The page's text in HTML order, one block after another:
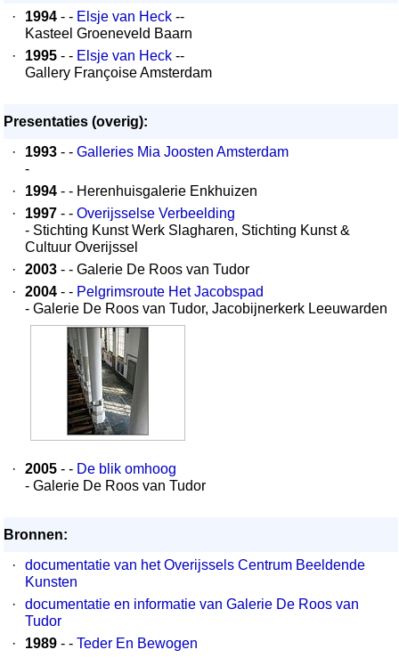
·
1994 - - Elsje van Heck --
Kasteel Groeneveld Baarn
·
1995 - - Elsje van Heck --
Gallery Françoise Amsterdam
Presentaties (overig):
·
1993 - - Galleries Mia Joosten Amsterdam
-
·
1994 - - Herenhuisgalerie Enkhuizen
·
1997 - - Overijsselse Verbeelding
- Stichting Kunst Werk Slagharen, Stichting Kunst &
Cultuur Overijssel
·
2003 - - Galerie De Roos van Tudor
·
2004 - - Pelgrimsroute Het Jacobspad
- Galerie De Roos van Tudor, Jacobijnerkerk Leeuwarden
· 2005 - - De blik omhoog
- Galerie De Roos van Tudor
Bronnen:
·
documentatie van het Overijssels Centrum Beeldende
Kunsten
·
documentatie en informatie van Galerie De Roos van
Tudor
·
1989 - - Teder En Bewogen